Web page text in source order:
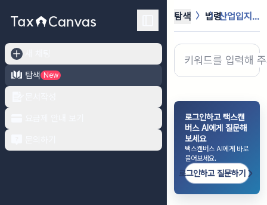
탐색
New
탐색 법령 산업입지 및 개발에 관한 법률
로그인하고 택스캔
버스 AI에게 질문해
보세요
택스캔버스 AI에게 바로
물어보세요.
로그인하고 질문하기